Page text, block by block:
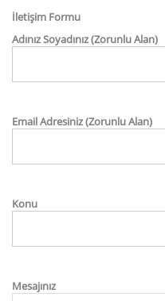
İletişim Formu
Adınız Soyadınız (Zorunlu Alan)
Email Adresiniz (Zorunlu Alan)
Konu
Mesajınız